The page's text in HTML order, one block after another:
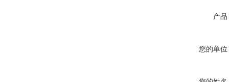
产品
您的单位